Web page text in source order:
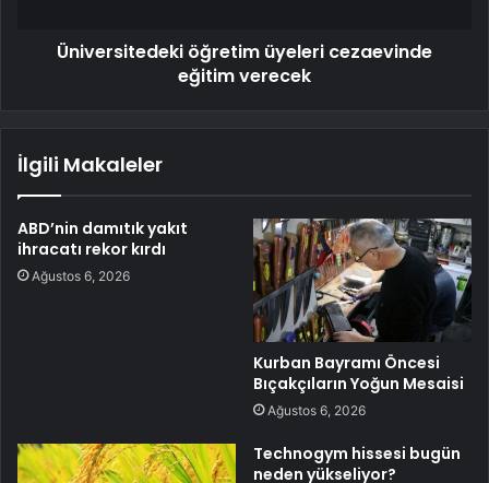
Üniversitedeki öğretim üyeleri cezaevinde
eğitim verecek
İlgili Makaleler
ABD’nin damıtık yakıt
ihracatı rekor kırdı
Ağustos 6, 2026
Kurban Bayramı Öncesi
Bıçakçıların Yoğun Mesaisi
Ağustos 6, 2026
Technogym hissesi bugün
neden yükseliyor?